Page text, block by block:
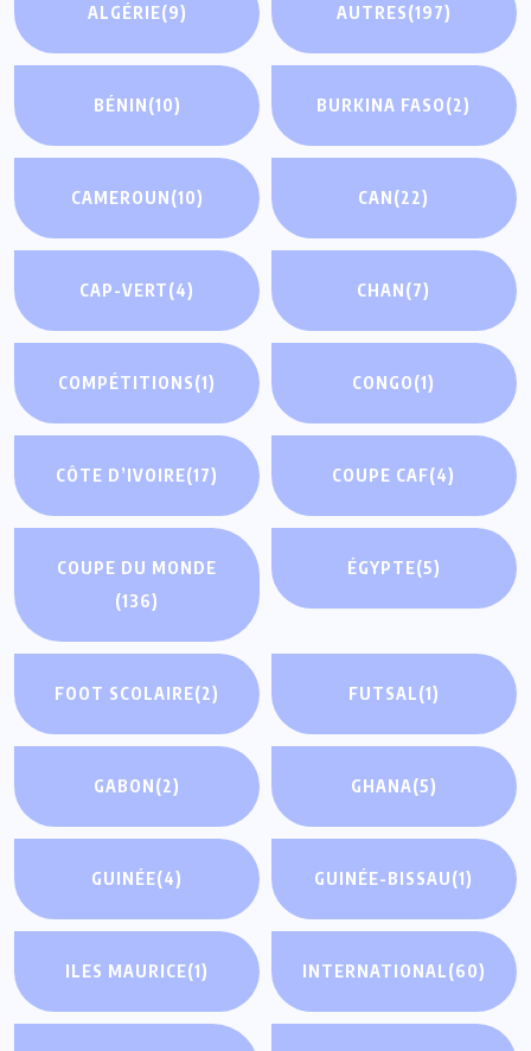
ALGÉRIE(9) AUTRES(197)
BÉNIN(10) BURKINA FASO(2)
CAMEROUN(10) CAN(22)
CAP-VERT(4) CHAN(7)
COMPÉTITIONS(1) CONGO(1)
CÔTE D’IVOIRE(17) COUPE CAF(4)
COUPE DU MONDE
(136)
ÉGYPTE(5)
FOOT SCOLAIRE(2) FUTSAL(1)
GABON(2) GHANA(5)
GUINÉE(4) GUINÉE-BISSAU(1)
ILES MAURICE(1) INTERNATIONAL(60)